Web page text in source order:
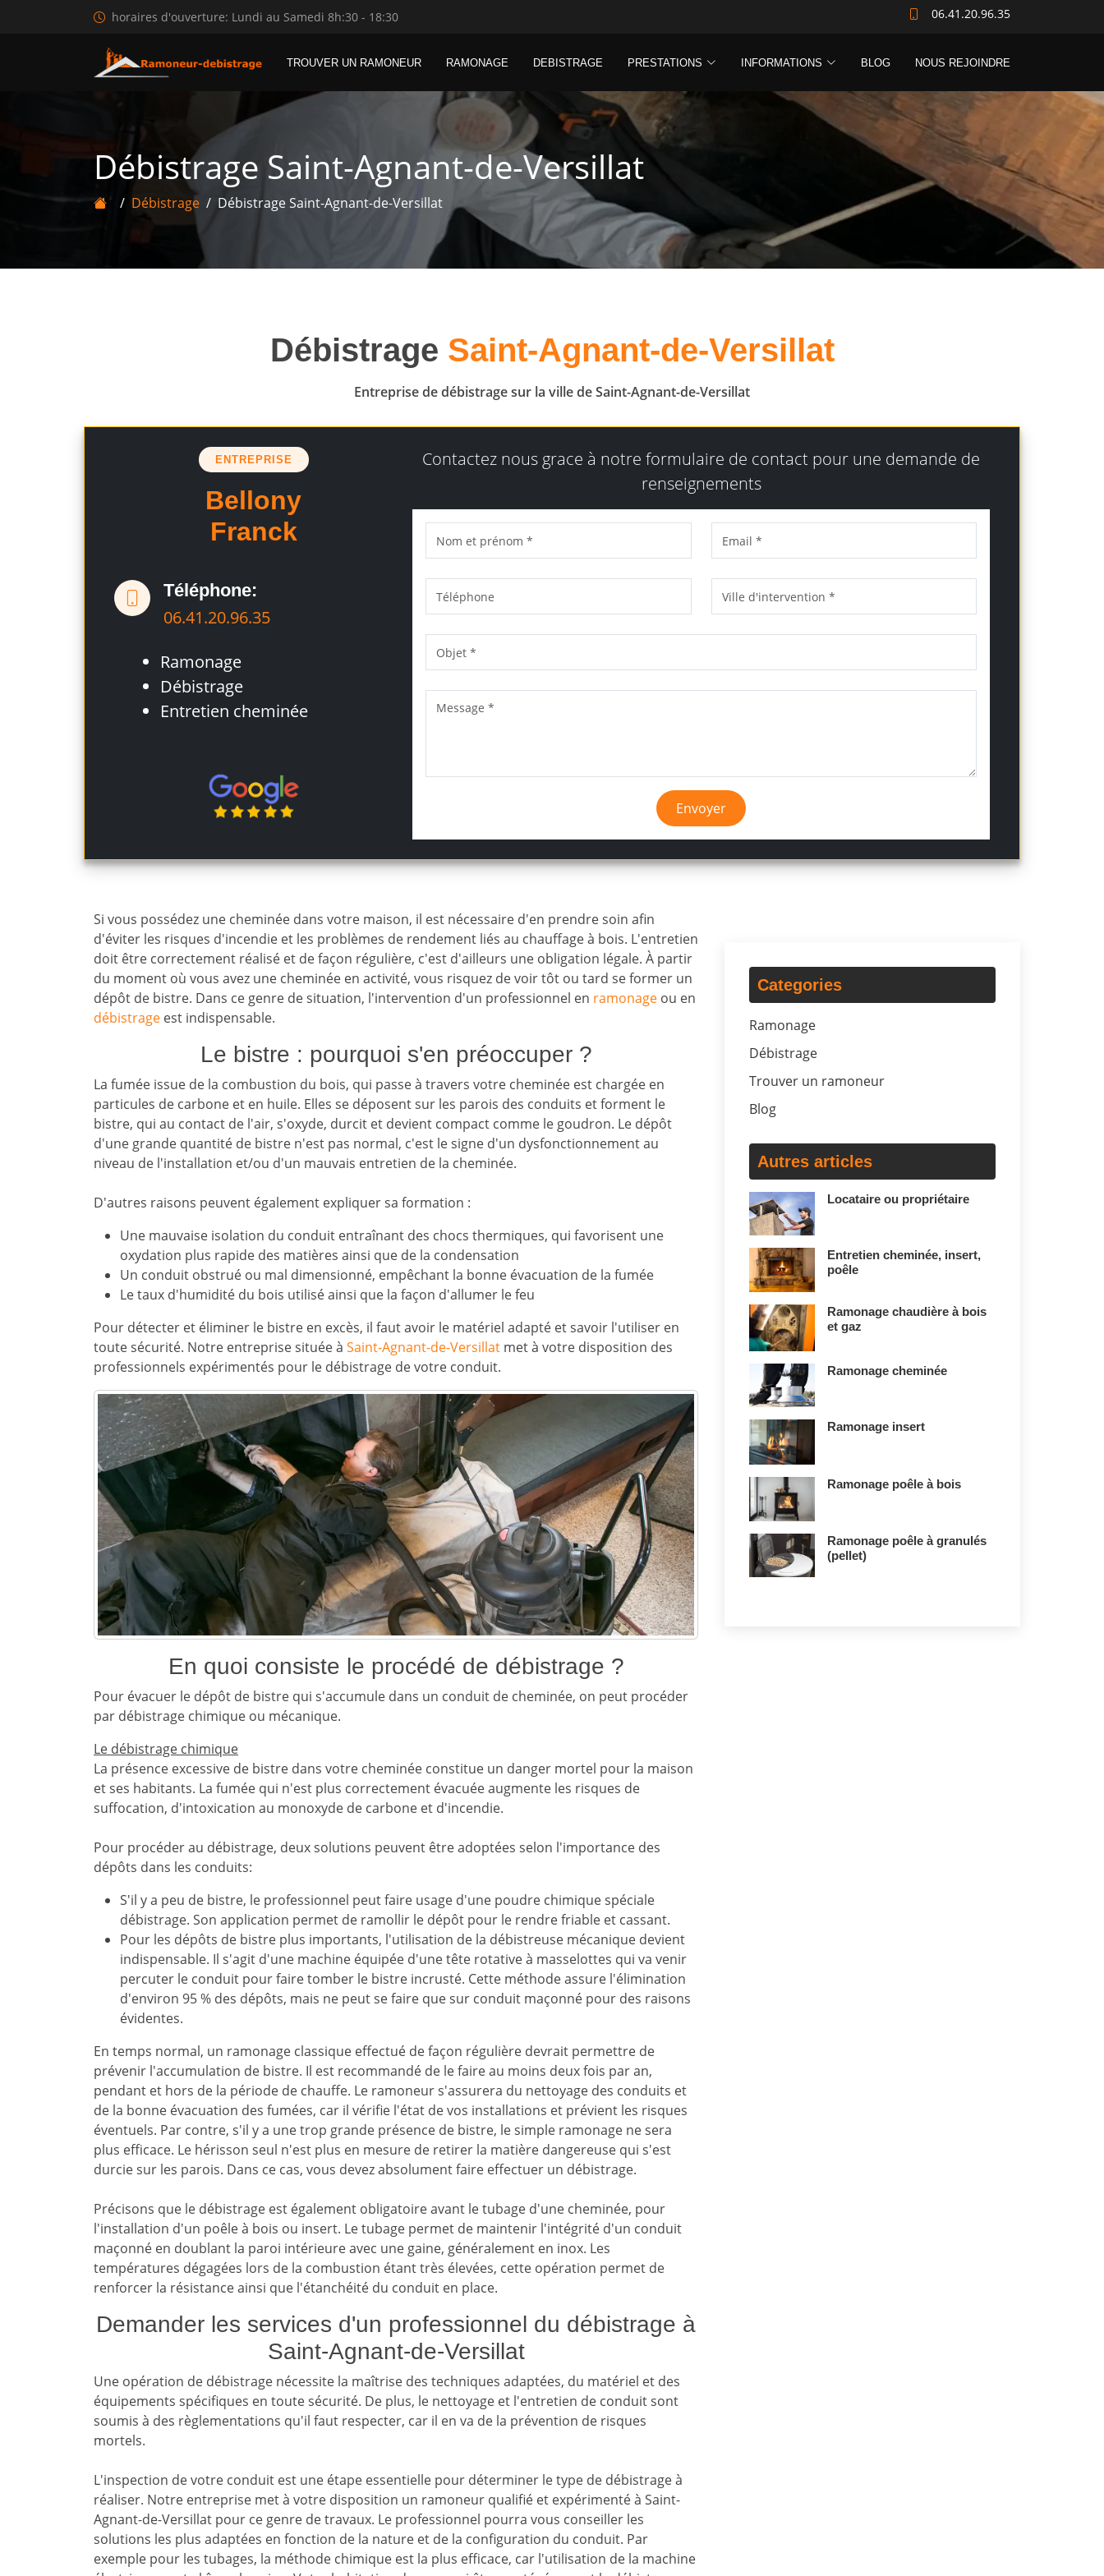
horaires d'ouverture: Lundi au Samedi 8h:30 - 18:30 06.41.20.96.35
TROUVER UN RAMONEUR RAMONAGE DEBISTRAGE PRESTATIONS INFORMATIONS BLOG NOUS REJOINDRE
Débistrage Saint-Agnant-de-Versillat
Débistrage Débistrage Saint-Agnant-de-Versillat
Débistrage Saint-Agnant-de-Versillat
Entreprise de débistrage sur la ville de Saint-Agnant-de-Versillat
ENTREPRISE
Bellony
Franck
Téléphone:
06.41.20.96.35
Ramonage
Débistrage
Entretien cheminée
Contactez nous grace à notre formulaire de contact pour une demande de
renseignements
Envoyer
Si vous possédez une cheminée dans votre maison, il est nécessaire d'en prendre soin afin
d'éviter les risques d'incendie et les problèmes de rendement liés au chauffage à bois. L'entretien
doit être correctement réalisé et de façon régulière, c'est d'ailleurs une obligation légale. À partir
du moment où vous avez une cheminée en activité, vous risquez de voir tôt ou tard se former un
dépôt de bistre. Dans ce genre de situation, l'intervention d'un professionnel en ramonage ou en
débistrage est indispensable.
Le bistre : pourquoi s'en préoccuper ?
La fumée issue de la combustion du bois, qui passe à travers votre cheminée est chargée en
particules de carbone et en huile. Elles se déposent sur les parois des conduits et forment le
bistre, qui au contact de l'air, s'oxyde, durcit et devient compact comme le goudron. Le dépôt
d'une grande quantité de bistre n'est pas normal, c'est le signe d'un dysfonctionnement au
niveau de l'installation et/ou d'un mauvais entretien de la cheminée.
D'autres raisons peuvent également expliquer sa formation :
Une mauvaise isolation du conduit entraînant des chocs thermiques, qui favorisent une
oxydation plus rapide des matières ainsi que de la condensation
Un conduit obstrué ou mal dimensionné, empêchant la bonne évacuation de la fumée
Le taux d'humidité du bois utilisé ainsi que la façon d'allumer le feu
Pour détecter et éliminer le bistre en excès, il faut avoir le matériel adapté et savoir l'utiliser en
toute sécurité. Notre entreprise située à Saint-Agnant-de-Versillat met à votre disposition des
professionnels expérimentés pour le débistrage de votre conduit.
En quoi consiste le procédé de débistrage ?
Pour évacuer le dépôt de bistre qui s'accumule dans un conduit de cheminée, on peut procéder
par débistrage chimique ou mécanique.
Le débistrage chimique
La présence excessive de bistre dans votre cheminée constitue un danger mortel pour la maison
et ses habitants. La fumée qui n'est plus correctement évacuée augmente les risques de
suffocation, d'intoxication au monoxyde de carbone et d'incendie.
Pour procéder au débistrage, deux solutions peuvent être adoptées selon l'importance des
dépôts dans les conduits:
S'il y a peu de bistre, le professionnel peut faire usage d'une poudre chimique spéciale
débistrage. Son application permet de ramollir le dépôt pour le rendre friable et cassant.
Pour les dépôts de bistre plus importants, l'utilisation de la débistreuse mécanique devient
indispensable. Il s'agit d'une machine équipée d'une tête rotative à masselottes qui va venir
percuter le conduit pour faire tomber le bistre incrusté. Cette méthode assure l'élimination
d'environ 95 % des dépôts, mais ne peut se faire que sur conduit maçonné pour des raisons
évidentes.
En temps normal, un ramonage classique effectué de façon régulière devrait permettre de
prévenir l'accumulation de bistre. Il est recommandé de le faire au moins deux fois par an,
pendant et hors de la période de chauffe. Le ramoneur s'assurera du nettoyage des conduits et
de la bonne évacuation des fumées, car il vérifie l'état de vos installations et prévient les risques
éventuels. Par contre, s'il y a une trop grande présence de bistre, le simple ramonage ne sera
plus efficace. Le hérisson seul n'est plus en mesure de retirer la matière dangereuse qui s'est
durcie sur les parois. Dans ce cas, vous devez absolument faire effectuer un débistrage.
Précisons que le débistrage est également obligatoire avant le tubage d'une cheminée, pour
l'installation d'un poêle à bois ou insert. Le tubage permet de maintenir l'intégrité d'un conduit
maçonné en doublant la paroi intérieure avec une gaine, généralement en inox. Les
températures dégagées lors de la combustion étant très élevées, cette opération permet de
renforcer la résistance ainsi que l'étanchéité du conduit en place.
Demander les services d'un professionnel du débistrage à
Saint-Agnant-de-Versillat
Une opération de débistrage nécessite la maîtrise des techniques adaptées, du matériel et des
équipements spécifiques en toute sécurité. De plus, le nettoyage et l'entretien de conduit sont
soumis à des règlementations qu'il faut respecter, car il en va de la prévention de risques
mortels.
L'inspection de votre conduit est une étape essentielle pour déterminer le type de débistrage à
réaliser. Notre entreprise met à votre disposition un ramoneur qualifié et expérimenté à Saint-
Agnant-de-Versillat pour ce genre de travaux. Le professionnel pourra vous conseiller les
solutions les plus adaptées en fonction de la nature et de la configuration du conduit. Par
exemple pour les tubages, la méthode chimique est la plus efficace, car l'utilisation de la machine
Categories
Ramonage
Débistrage
Trouver un ramoneur
Blog
Autres articles
Locataire ou propriétaire
Entretien cheminée, insert,
poêle
Ramonage chaudière à bois
et gaz
Ramonage cheminée
Ramonage insert
Ramonage poêle à bois
Ramonage poêle à granulés
(pellet)